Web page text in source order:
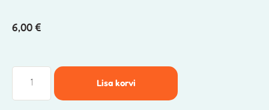
6,00€
Lisa korvi